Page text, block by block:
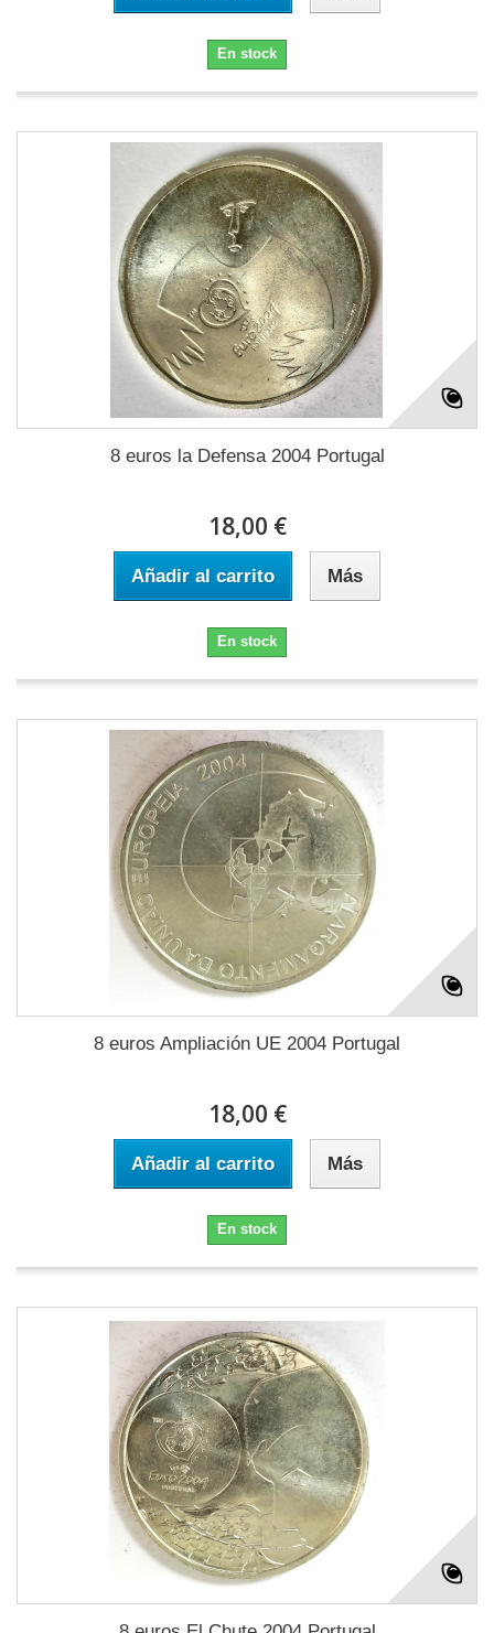
En stock
8 euros la Defensa 2004 Portugal
18,00 €
Añadir al carrito Más
En stock
8 euros Ampliación UE 2004 Portugal
18,00 €
Añadir al carrito Más
En stock